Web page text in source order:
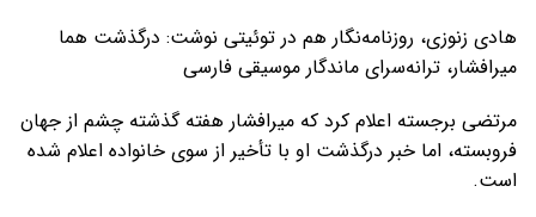
هادی زنوزی، روزنامه‌نگار هم در توئیتی نوشت: درگذشت هما
میرافشار، ترانه‌سرای ماندگار موسیقی فارسی
مرتضی برجسته اعلام کرد که میرافشار هفته گذشته چشم از جهان
فروبسته، اما خبر درگذشت او با تأخیر از سوی خانواده اعلام شده
است.